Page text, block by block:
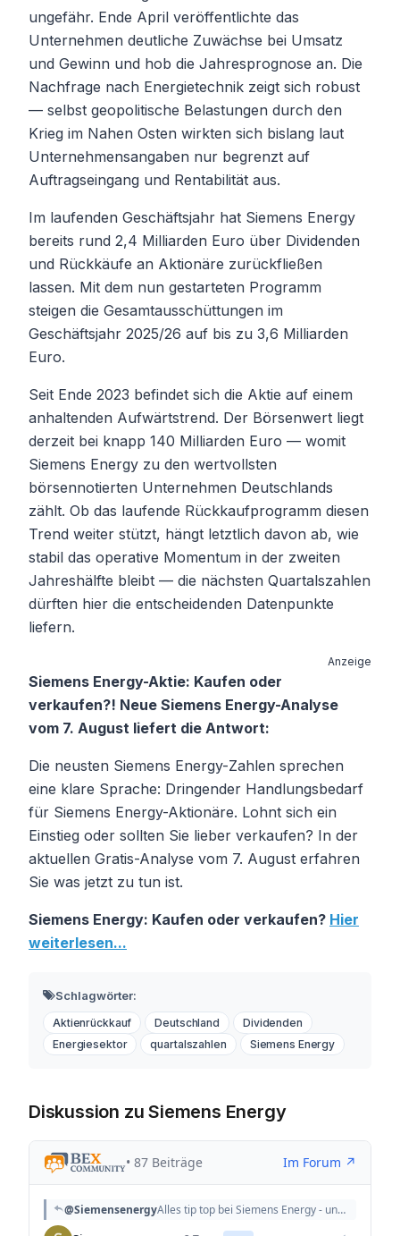
ungefähr. Ende April veröffentlichte das
Unternehmen deutliche Zuwächse bei Umsatz
und Gewinn und hob die Jahresprognose an. Die
Nachfrage nach Energietechnik zeigt sich robust
— selbst geopolitische Belastungen durch den
Krieg im Nahen Osten wirkten sich bislang laut
Unternehmensangaben nur begrenzt auf
Auftragseingang und Rentabilität aus.
Im laufenden Geschäftsjahr hat Siemens Energy
bereits rund 2,4 Milliarden Euro über Dividenden
und Rückkäufe an Aktionäre zurückfließen
lassen. Mit dem nun gestarteten Programm
steigen die Gesamtausschüttungen im
Geschäftsjahr 2025/26 auf bis zu 3,6 Milliarden
Euro.
Seit Ende 2023 befindet sich die Aktie auf einem
anhaltenden Aufwärtstrend. Der Börsenwert liegt
derzeit bei knapp 140 Milliarden Euro — womit
Siemens Energy zu den wertvollsten
börsennotierten Unternehmen Deutschlands
zählt. Ob das laufende Rückkaufprogramm diesen
Trend weiter stützt, hängt letztlich davon ab, wie
stabil das operative Momentum in der zweiten
Jahreshälfte bleibt — die nächsten Quartalszahlen
dürften hier die entscheidenden Datenpunkte
liefern.
Anzeige
Siemens Energy-Aktie: Kaufen oder
verkaufen?! Neue Siemens Energy-Analyse
vom 7. August liefert die Antwort:
Die neusten Siemens Energy-Zahlen sprechen
eine klare Sprache: Dringender Handlungsbedarf
für Siemens Energy-Aktionäre. Lohnt sich ein
Einstieg oder sollten Sie lieber verkaufen? In der
aktuellen Gratis-Analyse vom 7. August erfahren
Sie was jetzt zu tun ist.
Siemens Energy: Kaufen oder verkaufen? Hier
weiterlesen...
Schlagwörter:
Aktienrückkauf Deutschland
Dividenden
Energiesektor
quartalszahlen Siemens Energy
Diskussion zu Siemens Energy